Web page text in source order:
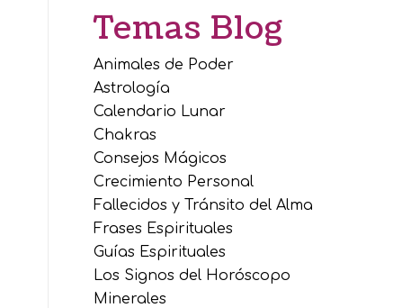
Temas Blog
Animales de Poder
Astrología
Calendario Lunar
Chakras
Consejos Mágicos
Crecimiento Personal
Fallecidos y Tránsito del Alma
Frases Espirituales
Guías Espirituales
Los Signos del Horóscopo
Minerales